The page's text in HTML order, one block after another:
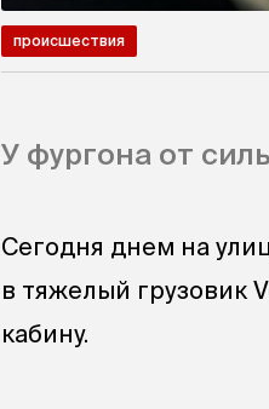
происшествия
У фургона от
Сегодня днем на
в тяжелый грузовик
кабину.